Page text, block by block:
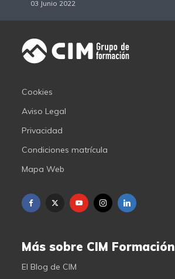
03 Junio 2022
Cookies
Aviso Legal
Privacidad
Condiciones matrícula
Mapa Web
Más sobre CIM Formación
El Blog de CIM